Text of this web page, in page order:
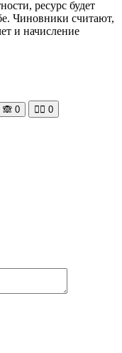
ресурс будет
Чиновники считают,
и начисление
🙈 0 🧘‍♀️ 0